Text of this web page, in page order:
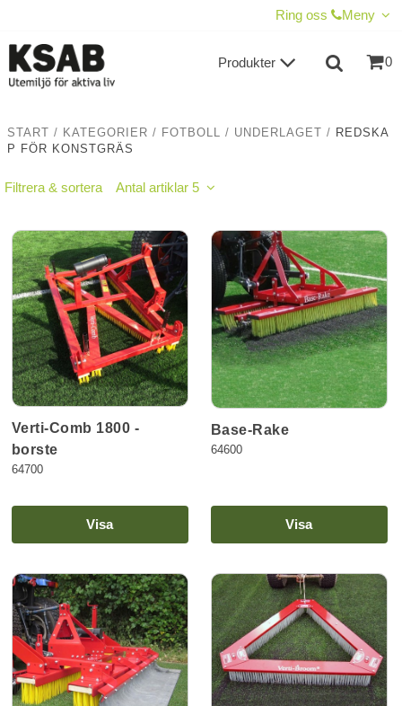
Ring oss Meny
0
Produkter
START / KATEGORIER / FOTBOLL / UNDERLAGET / REDSKA
P FÖR KONSTGRÄS
Filtrera & sortera Antal artiklar 5
Verti-Comb 1800 -
borste
64700
Visa
Base-Rake
64600
Visa
TILL KASSAN